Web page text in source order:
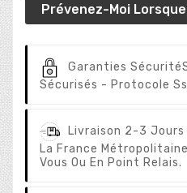
Prévenez-Moi
Garanties Sécurité
Sécurisés - Protocole
Livraison 2-3 Jours
La France
Vous Ou En Point Relais.